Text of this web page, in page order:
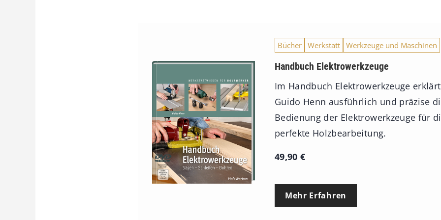
Bücher Werkstatt Werkzeuge und Maschinen
Handbuch Elektrowerkzeuge
Im Handbuch Elektrowerkzeuge erklärt
Guido Henn ausführlich und präzise
Bedienung der Elektrowerkzeuge für
perfekte Holzbearbeitung.
49,90 €
Mehr Erfahren